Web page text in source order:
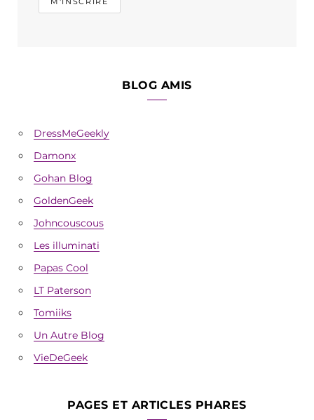
BLOG AMIS
DressMeGeekly
Damonx
Gohan Blog
GoldenGeek
Johncouscous
Les illuminati
Papas Cool
LT Paterson
Tomiiks
Un Autre Blog
VieDeGeek
PAGES ET ARTICLES PHARES